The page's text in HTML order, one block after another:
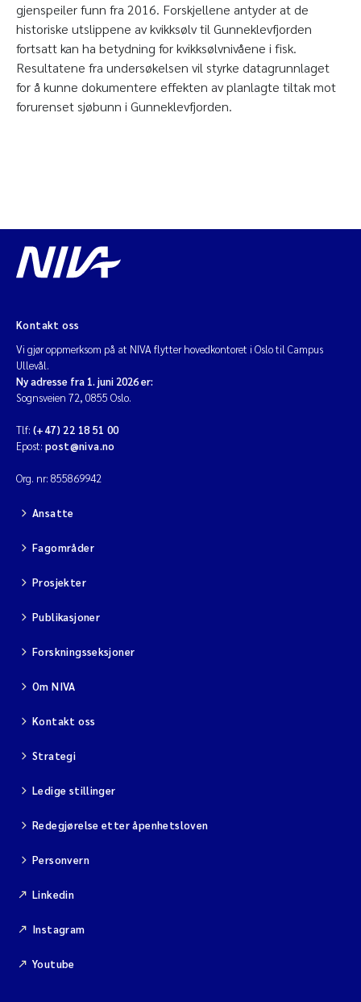
gjenspeiler funn fra 2016. Forskjellene antyder at de
historiske utslippene av kvikksølv til Gunneklevfjorden
fortsatt kan ha betydning for kvikksølvnivåene i fisk.
Resultatene fra undersøkelsen vil styrke datagrunnlaget
for å kunne dokumentere effekten av planlagte tiltak mot
forurenset sjøbunn i Gunneklevfjorden.
Kontakt oss
Vi gjør oppmerksom på at NIVA flytter hovedkontoret i Oslo til Campus
Ullevål.
Ny adresse fra 1. juni 2026 er:
Sognsveien 72, 0855 Oslo.
Tlf: (+47) 22 18 51 00
Epost: post@niva.no
Org. nr: 855869942
Ansatte
Fagområder
Prosjekter
Publikasjoner
Forskningsseksjoner
Om NIVA
Kontakt oss
Strategi
Ledige stillinger
Redegjørelse etter åpenhetsloven
Personvern
Linkedin
Instagram
Youtube